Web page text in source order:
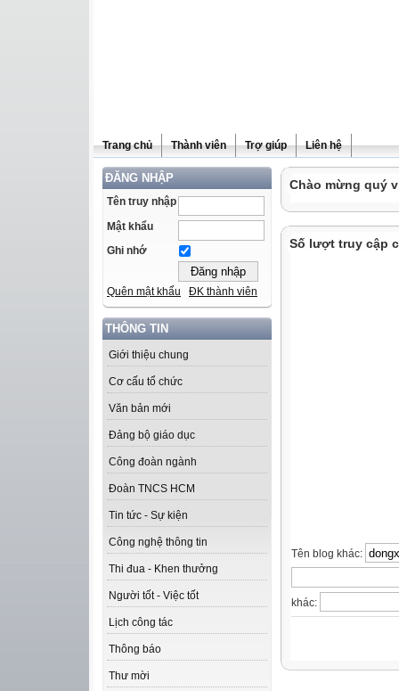
Trang chủ Thành viên Trợ giúp Liên hệ
ĐĂNG NHẬP
Tên truy nhập
Mật khẩu
Ghi nhớ
Quên mật khẩu ĐK thành viên
THÔNG TIN
Giới thiệu chung
Cơ cấu tổ chức
Văn bản mới
Đảng bộ giáo dục
Công đoàn ngành
Đoàn TNCS HCM
Tin tức - Sự kiện
Công nghệ thông tin
Thi đua - Khen thưởng
Người tốt - Việc tốt
Lịch công tác
Thông báo
Thư mời
Chào mừng quý
Số lượt truy cập
Tên blog khác:
khác: